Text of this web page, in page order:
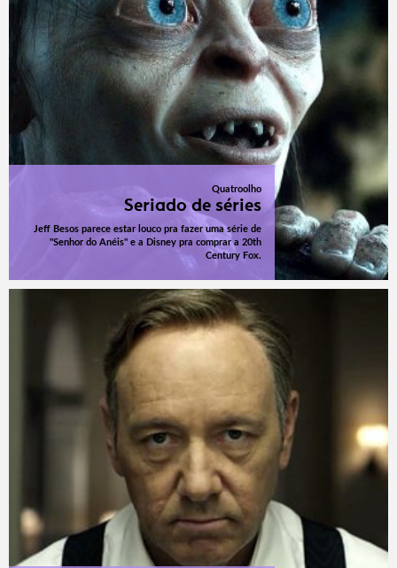
Quatroolho
Seriado de séries
Jeff Besos parece estar louco pra fazer uma série de
"Senhor do Anéis" e a Disney pra comprar a 20th
Century Fox.